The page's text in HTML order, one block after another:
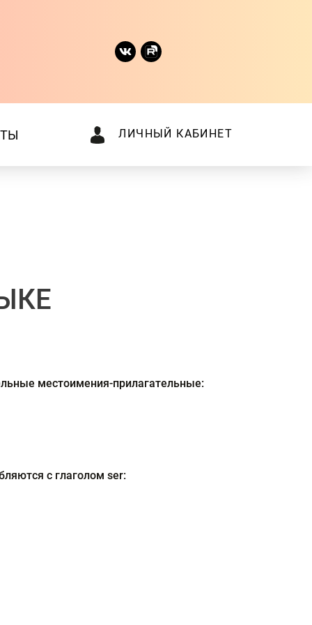
ЛИЧНЫЙ КАБИНЕТ
местоимения-прилагательные:
с глаголом ser: